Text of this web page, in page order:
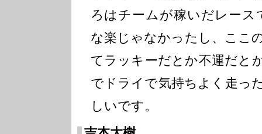
ろはチームが稼いだレース
な楽じゃなかったし、ここ
てラッキーだとか不運だと
でドライで気持ちよく走っ
しいです。